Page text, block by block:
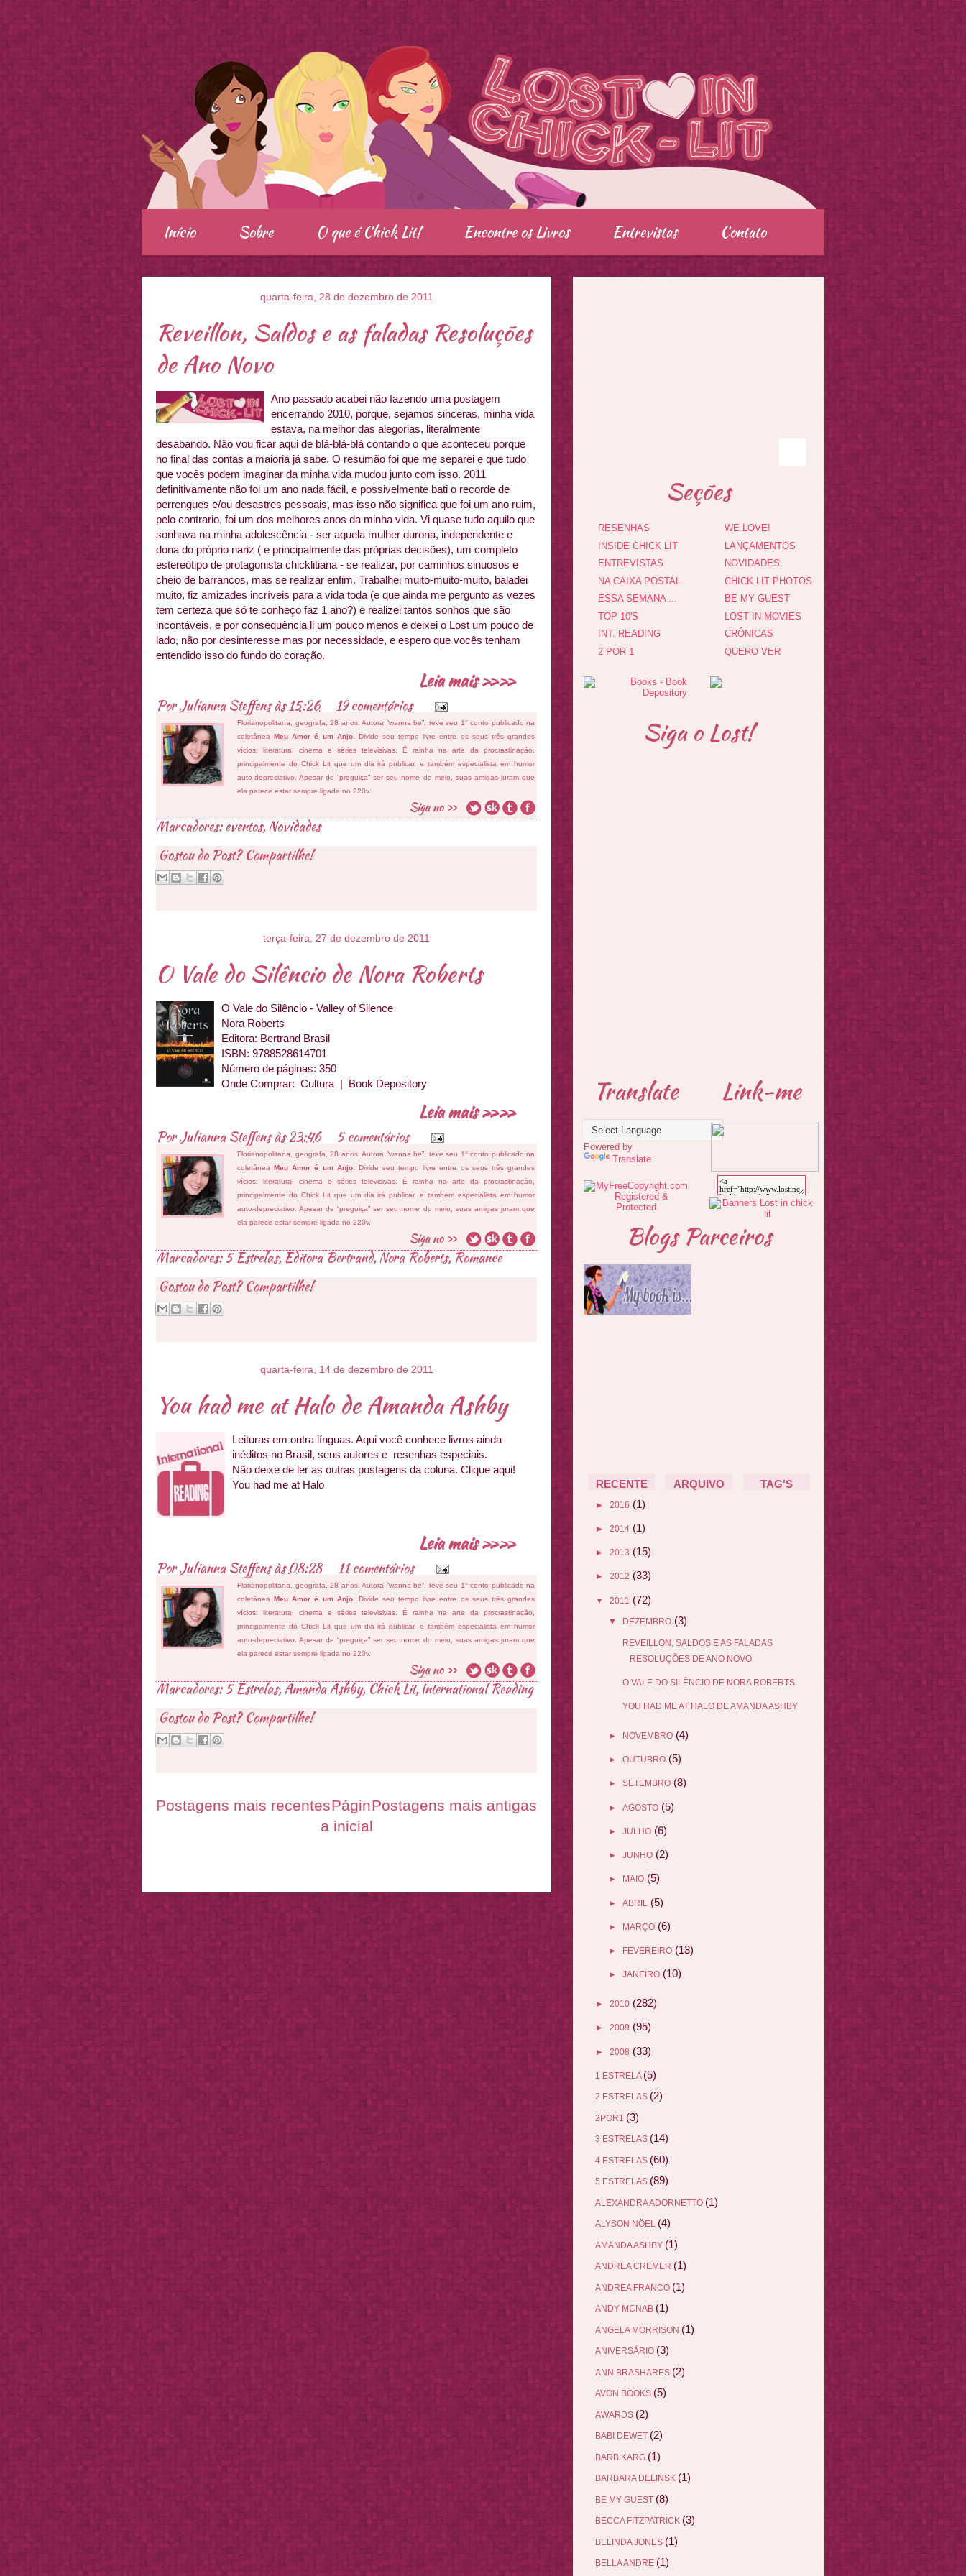
.
Início Sobre O que é Chick Lit! Encontre os Livros Entrevistas Contato
quarta-feira, 28 de dezembro de 2011
Reveillon, Saldos e as faladas Resoluções
de Ano Novo
Ano passado acabei não fazendo uma postagem
encerrando 2010, porque, sejamos sinceras, minha vida
estava, na melhor das alegorias, literalmente
desabando. Não vou ficar aqui de blá-blá-blá contando o que aconteceu porque
no final das contas a maioria já sabe. O resumão foi que me separei e que tudo
que vocês podem imaginar da minha vida mudou junto com isso. 2011
definitivamente não foi um ano nada fácil, e possivelmente bati o recorde de
perrengues e/ou desastres pessoais, mas isso não significa que foi um ano ruim,
pelo contrario, foi um dos melhores anos da minha vida. Vi quase tudo aquilo que
sonhava na minha adolescência - ser aquela mulher durona, independente e
dona do próprio nariz ( e principalmente das próprias decisões), um completo
estereótipo de protagonista chicklitiana - se realizar, por caminhos sinuosos e
cheio de barrancos, mas se realizar enfim. Trabalhei muito-muito-muito, baladei
muito, fiz amizades incríveis para a vida toda (e que ainda me pergunto as vezes
tem certeza que só te conheço faz 1 ano?) e realizei tantos sonhos que são
incontáveis, e por consequência li um pouco menos e deixei o Lost um pouco de
lado, não por desinteresse mas por necessidade, e espero que vocês tenham
entendido isso do fundo do coração.
Leia mais »»
PorJulianna Steffensàs15:26 19 comentários
Florianopolitana, geografa, 28 anos. Autora “wanna be”, teve seu 1° conto publicado na
coletâneaMeu Amor é um Anjo. Divide seu tempo livre entre os seus três grandes
vícios: literatura, cinema e séries televisivas. É rainha na arte da procrastinação,
principalmente do Chick Lit que um dia irá publicar, e também especialista em humor
auto-depreciativo. Apesar de “preguiça” ser seu nome do meio, suas amigas juram que
ela parece estar sempre ligada no 220v.
Marcadores:eventos,Novidades
Gostou do Post? Compartilhe!
terça-feira, 27 de dezembro de 2011
O Vale do Silêncio de Nora Roberts
O Vale do Silêncio - Valley of Silence
Nora Roberts
Editora: Bertrand Brasil
ISBN: 9788528614701
Número de páginas: 350
Onde Comprar: Cultura | Book Depository
Leia mais »»
PorJulianna Steffensàs23:46 5 comentários
Florianopolitana, geografa, 28 anos. Autora “wanna be”, teve seu 1° conto publicado na
coletâneaMeu Amor é um Anjo. Divide seu tempo livre entre os seus três grandes
vícios: literatura, cinema e séries televisivas. É rainha na arte da procrastinação,
principalmente do Chick Lit que um dia irá publicar, e também especialista em humor
auto-depreciativo. Apesar de “preguiça” ser seu nome do meio, suas amigas juram que
ela parece estar sempre ligada no 220v.
Marcadores:5 Estrelas,Editora Bertrand,Nora Roberts, Romance
Gostou do Post? Compartilhe!
quarta-feira, 14 de dezembro de 2011
You had me at Halo de Amanda Ashby
Leituras em outra línguas. Aqui você conhece livros ainda
inéditos no Brasil, seus autores e resenhas especiais.
Não deixe de ler as outras postagens da coluna. Clique aqui!
You had me at Halo
Leia mais »»
PorJulianna Steffensàs08:28 11 comentários
Florianopolitana, geografa, 28 anos. Autora “wanna be”, teve seu 1° conto publicado na
coletâneaMeu Amor é um Anjo. Divide seu tempo livre entre os seus três grandes
vícios: literatura, cinema e séries televisivas. É rainha na arte da procrastinação,
principalmente do Chick Lit que um dia irá publicar, e também especialista em humor
auto-depreciativo. Apesar de “preguiça” ser seu nome do meio, suas amigas juram que
ela parece estar sempre ligada no 220v.
Marcadores:5 Estrelas,Amanda Ashby, Chick Lit,International Reading
Gostou do Post? Compartilhe!
Postagens mais recentes Postagens mais antigas
Págin
a inicial
Seções
RESENHAS
INSIDE CHICK LIT
ENTREVISTAS
NA CAIXA POSTAL
ESSA SEMANA ...
TOP 10'S
INT. READING
2 POR 1
WE LOVE!
LANÇAMENTOS
NOVIDADES
CHICK LIT PHOTOS
BE MY GUEST
LOST IN MOVIES
CRÔNICAS
QUERO VER
Siga o Lost!
Translate
Powered by
Translate
Link-me
Blogs Parceiros
RECENTE ARQUIVO TAG'S
► 2016 (1)
► 2014 (1)
► 2013 (15)
► 2012 (33)
▼ 2011 (72)
▼ DEZEMBRO (3)
REVEILLON, SALDOS E AS FALADAS
RESOLUÇÕES DE ANO NOVO
O VALE DO SILÊNCIO DE NORA ROBERTS
YOU HAD ME AT HALO DE AMANDA ASHBY
► NOVEMBRO (4)
► OUTUBRO (5)
► SETEMBRO (8)
► AGOSTO (5)
► JULHO (6)
► JUNHO (2)
► MAIO (5)
► ABRIL (5)
► MARÇO (6)
► FEVEREIRO (13)
► JANEIRO (10)
► 2010 (282)
► 2009 (95)
► 2008 (33)
1 ESTRELA (5)
2 ESTRELAS (2)
2POR1 (3)
3 ESTRELAS (14)
4 ESTRELAS (60)
5 ESTRELAS (89)
ALEXANDRA ADORNETTO (1)
ALYSON NÖEL (4)
AMANDA ASHBY (1)
ANDREA CREMER (1)
ANDREA FRANCO (1)
ANDY MCNAB (1)
ANGELA MORRISON (1)
ANIVERSÁRIO (3)
ANN BRASHARES (2)
AVON BOOKS (5)
AWARDS (2)
BABI DEWET (2)
BARB KARG (1)
BARBARA DELINSK (1)
BE MY GUEST (8)
BECCA FITZPATRICK (3)
BELINDA JONES (1)
BELLA ANDRE (1)